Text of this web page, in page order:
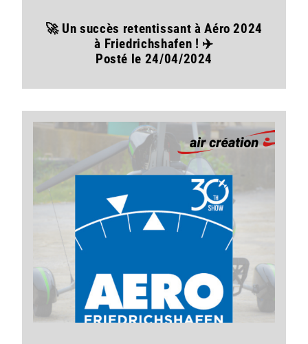
🚀 Un succès retentissant à Aéro 2024
à Friedrichshafen ! ✈️
Posté le 24/04/2024